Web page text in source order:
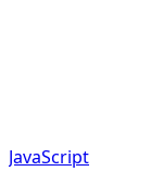
JavaScript